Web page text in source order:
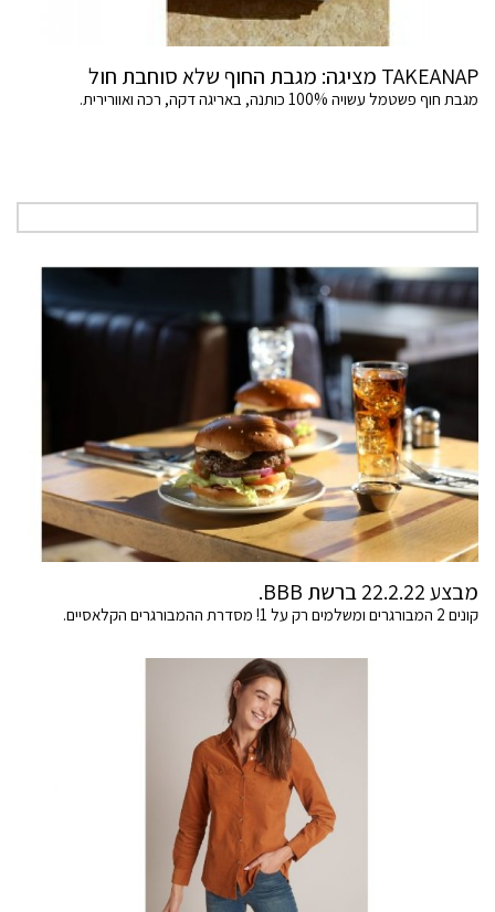
TAKEANAP מציגה: מגבת החוף שלא סוחבת חול
מגבת חוף פשטמל עשויה 100% כותנה, באריגה דקה, רכה ואוורירית.
מבצע 22.2.22 ברשת BBB.
קונים 2 המבורגרים ומשלמים רק על 1! מסדרת ההמבורגרים הקלאסיים.